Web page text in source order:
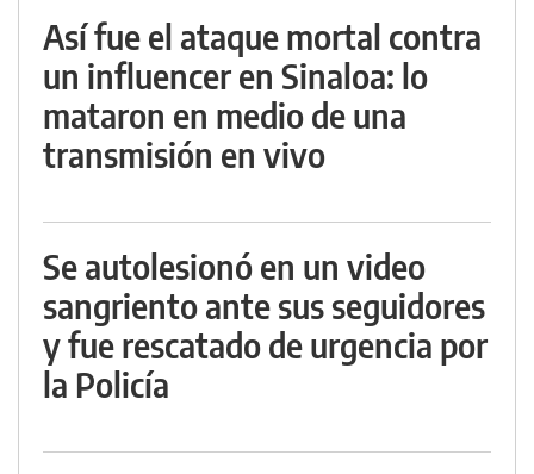
Así fue el ataque mortal contra
un influencer en Sinaloa: lo
mataron en medio de una
transmisión en vivo
Se autolesionó en un video
sangriento ante sus seguidores
y fue rescatado de urgencia por
la Policía